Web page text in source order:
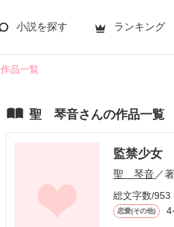
小説を探す ランキング
作品一覧
聖 琴音さんの作品一覧
監禁少女
聖 琴音／著
総文字数/953
恋愛(その他) 4